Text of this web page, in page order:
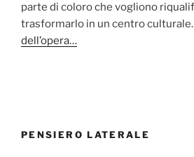
parte di coloro che vogliono
trasformarlo in un centro culturale.
dell’opera…
PENSIERO LATERALE